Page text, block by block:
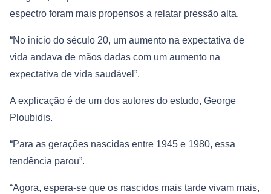
espectro foram mais propensos a relatar pressão alta.
“No início do século 20, um aumento na expectativa de
vida andava de mãos dadas com um aumento na
expectativa de vida saudável”.
A explicação é de um dos autores do estudo, George
Ploubidis.
“Para as gerações nascidas entre 1945 e 1980, essa
tendência parou”.
“Agora, espera-se que os nascidos mais tarde vivam mais,